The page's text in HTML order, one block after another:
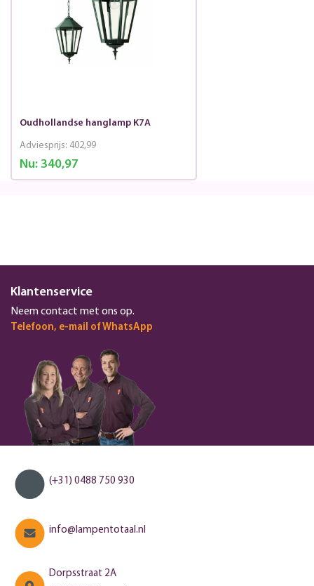
Oudhollandse hanglamp K7A
Nu:340,97
Adviesprijs: 402,99
Klantenservice
Neem contact met ons op.
Telefoon, e-mail of WhatsApp
(+31) 0488 750 930
info@lampentotaal.nl
Dorpsstraat 2A